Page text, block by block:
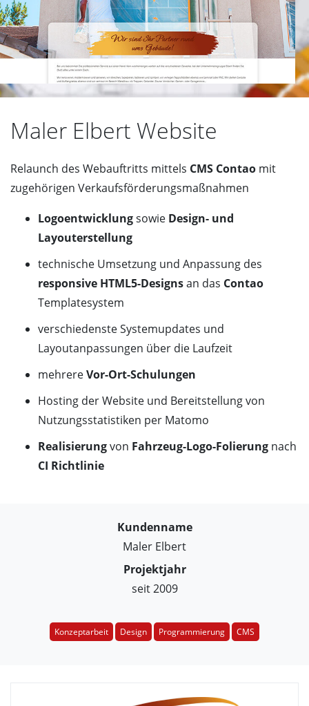
Maler Elbert Website
Relaunch des Webauftritts mittels CMS Contao mit
zugehörigen Verkaufsförderungsmaßnahmen
Logoentwicklungsowie Design- und
Layouterstellung
technische Umsetzung und Anpassung des
responsive HTML5-Designsan das Contao
Templatesystem
verschiedenste Systemupdates und
Layoutanpassungen über die Laufzeit
mehrereVor-Ort-Schulungen
Hosting der Website und Bereitstellung von
Nutzungsstatistiken per Matomo
Realisierungvon Fahrzeug-Logo-Folierung nach
CI Richtlinie
Kundenname
Maler Elbert
Projektjahr
seit 2009
Konzeptarbeit Design Programmierung CMS